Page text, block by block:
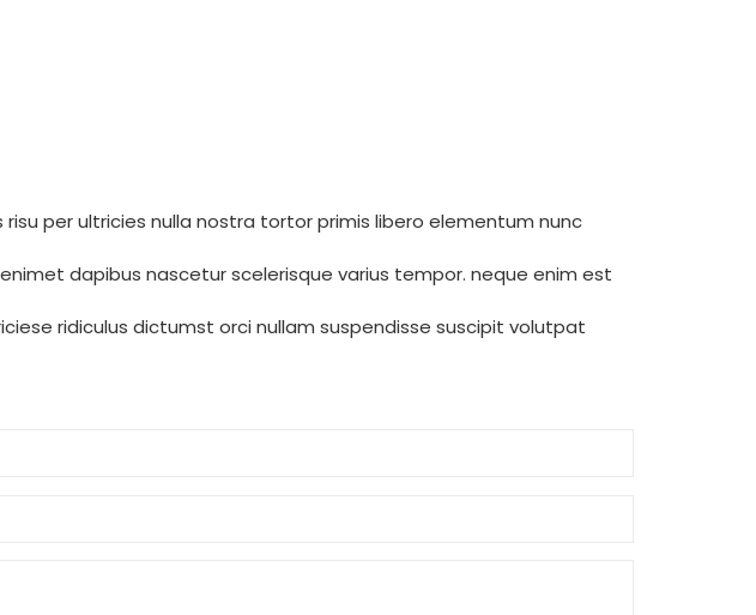
per ultricies nulla nostra tortor primis libero elementum nunc
dapibus nascetur scelerisque varius tempor. neque enim est
ridiculus dictumst orci nullam suspendisse suscipit volutpat